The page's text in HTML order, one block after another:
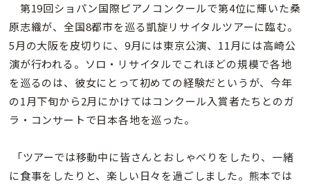
第19回ショパン国際ピアノコンクールで第4位に輝いた桑
原志織が、全国8都市を巡る凱旋リサイタルツアーに臨む。
5月の大阪を皮切りに、9月には東京公演、11月には高崎公
演が行われる。ソロ・リサイタルでこれほどの規模で各地
を巡るのは、彼女にとって初めての経験だというが、今年
の1月下旬から2月にかけてはコンクール入賞者たちとのガ
ラ・コンサートで日本各地を巡った。
「ツアーでは移動中に皆さんとおしゃべりをしたり、一緒
に食事をしたりと、楽しい日々を過ごしました。熊本では